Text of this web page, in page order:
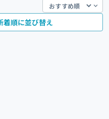
着順に並び替え